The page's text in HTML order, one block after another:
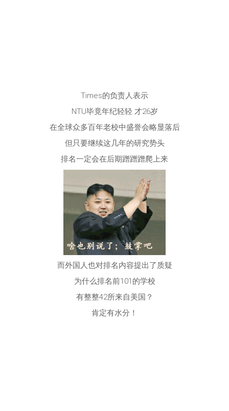
Times的负责人表示
NTU毕竟年纪轻轻 才26岁
在全球众多百年老校中盛誉会略显落后
但只要继续这几年的研究势头
排名一定会在后期蹭蹭蹭爬上来
而外国人也对排名内容提出了质疑
为什么排名前101的学校
有整整42所来自美国？
肯定有水分！